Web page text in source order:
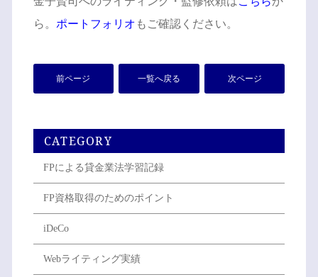
ら。 ポートフォリオ もご確認ください。
前ページ 一覧へ戻る 次ページ
CATEGORY
FPによる貸金業法学習記録
FP資格取得のためのポイント
iDeCo
Webライティング実績